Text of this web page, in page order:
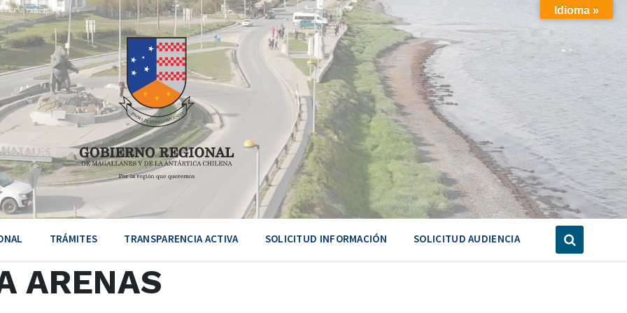
TRÁMITES TRANSPARENCIA ACTIVA SOLICITUD INFORMACIÓN SOLICITUD AUDIENCIA
ARENAS
Idioma »